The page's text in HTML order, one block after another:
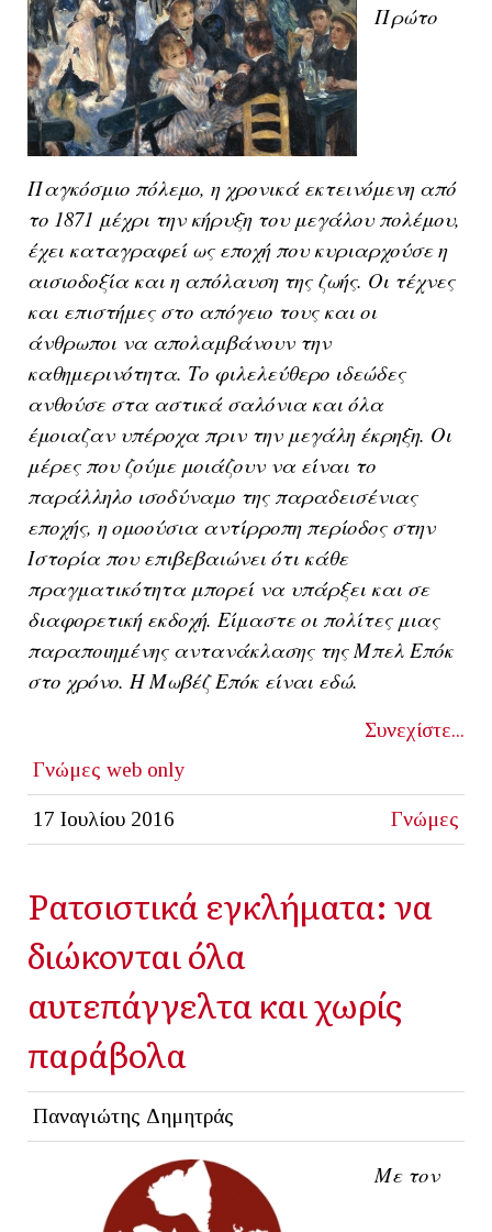
Πρώτο
Παγκόσμιο πόλεμο, η χρονικά εκτεινόμενη από
το 1871 μέχρι την κήρυξη του μεγάλου πολέμου,
έχει καταγραφεί ως εποχή που κυριαρχούσε η
αισιοδοξία και η απόλαυση της ζωής. Οι τέχνες
και επιστήμες στο απόγειο τους και οι
άνθρωποι να απολαμβάνουν την
καθημερινότητα. Το φιλελεύθερο ιδεώδες
ανθούσε στα αστικά σαλόνια και όλα
έμοιαζαν υπέροχα πριν την μεγάλη έκρηξη. Οι
μέρες που ζούμε μοιάζουν να είναι το
παράλληλο ισοδύναμο της παραδεισένιας
εποχής, η ομοούσια αντίρροπη περίοδος στην
Ιστορία που επιβεβαιώνει ότι κάθε
πραγματικότητα μπορεί να υπάρξει και σε
διαφορετική εκδοχή. Είμαστε οι πολίτες μιας
παραποιημένης αντανάκλασης της Μπελ Επόκ
στο χρόνο. Η Μωβέζ Επόκ είναι εδώ.
Συνεχίστε...
Γνώμες web only
17 Ιουλίου 2016 Γνώμες
Ρατσιστικά εγκλήματα: να
διώκονται όλα
αυτεπάγγελτα και χωρίς
παράβολα
Παναγιώτης Δημητράς
Με τον